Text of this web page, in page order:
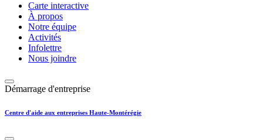
Carte interactive
À propos
Notre équipe
Activités
Infolettre
Nous joindre
Démarrage d'entreprise
Centre d'aide aux entreprises Haute-Montérégie